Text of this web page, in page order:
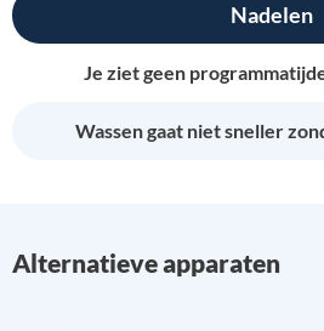
Nadelen
Je ziet geen
Wassen gaat niet sneller
Alternatieve apparaten